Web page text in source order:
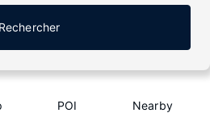
Rechercher
POI Nearby